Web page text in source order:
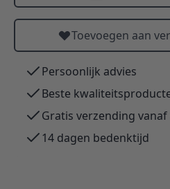
Toevoegen aan
Persoonlijk advies
Beste
Gratis verzending vanaf
14 dagen bedenktijd